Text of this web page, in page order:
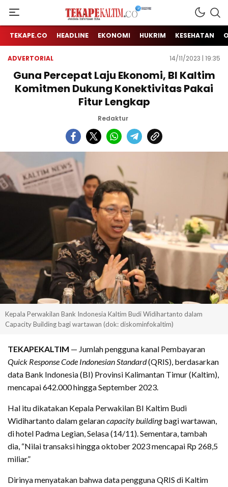
TEKAPE KALTIM
Jendela Informasi Kita
TEKAPE.CO HEADLINE EKONOMI HUKRIM KESEHATAN
ADVERTORIAL 14/11/2023 | 19:35
Guna Percepat Laju Ekonomi, BI Kaltim
Komitmen Dukung Konektivitas Pakai
Fitur Lengkap
Redaktur
Kepala Perwakilan Bank Indonesia Kaltim Budi Widihartanto dalam
Capacity Building bagi wartawan (dok: diskominfokaltim)
TEKAPEKALTIM — Jumlah pengguna kanal Pembayaran
Quick Response Code Indonesian Standard(QRIS), berdasarkan
data Bank Indonesia (BI) Provinsi Kalimantan Timur (Kaltim),
mencapai 642.000 hingga September 2023.
Hal itu dikatakan Kepala Perwakilan BI Kaltim Budi
Widihartanto dalam gelarancapacity buildingbagi wartawan,
di hotel Padma Legian, Selasa (14/11). Sementara, tambah
dia, “Nilai transaksi hingga oktober 2023 mencapai Rp 268,5
miliar.”
Dirinya menyatakan bahwa data pengguna QRIS di Kaltim